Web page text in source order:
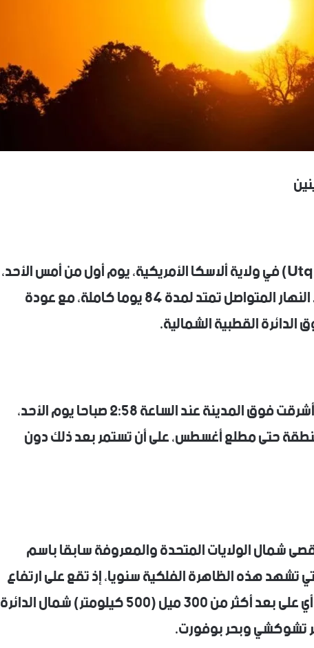
دخلت مدينة تْقياغفيك (Utqiaġvik) في ولاية ألاسكا الأمريكية، يوم أول من أمس الأحد،
مرحلة سنوية استثنائية من ضوء النهار المتواصل تمتد لمدة 84 يوما كاملة، مع عودة
القطبية الشمالية.
وأفادت تقارير محلية أن الشمس أشرقت فوق المدينة عند الساعة 2:58 صباحا يوم الأحد،
حتى مطلع أغسطس، على أن تستمر بعد ذلك دون
شمال الولايات المتحدة والمعروفة سابقا باسم
تشهد هذه الظاهرة الفلكية سنويا، إذ تقع على ارتفاع
جغرافي يبلغ 71.29 درجة شمالا، أي على بعد أكثر من 300 ميل (500 كيلومتر) شمال الدائرة
تشوكشي وبحر بوفورت.